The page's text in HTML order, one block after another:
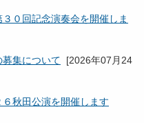
０回記念演奏会を開催しま
集について [2026年07月24
秋田公演を開催します